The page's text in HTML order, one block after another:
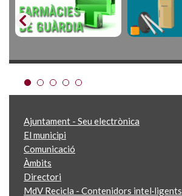
Ajuntament - Seu electrònica
El municipi
Comunicació
Àmbits
Directori
MdV Recicla - Contenidors intel·ligents